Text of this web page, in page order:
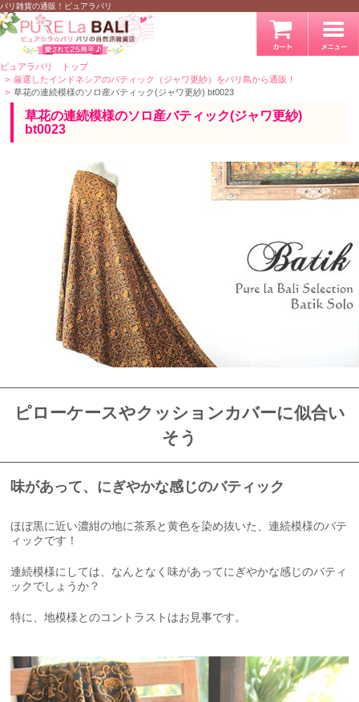
バリ雑貨の通販！ピュアラバリ
ピュアラバリ トップ
厳選したインドネシアのバティック（ジャワ更紗）をバリ島から通販！
草花の連続模様のソロ産バティック(ジャワ更紗) bt0023
草花の連続模様のソロ産バティック(ジャワ更紗)
bt0023
ピローケースやクッションカバーに似合い
そう
味があって、にぎやかな感じのバティック
ほぼ黒に近い濃紺の地に茶系と黄色を染め抜いた、連続模様のバテ
ィックです！
連続模様にしては、なんとなく味があってにぎやかな感じのバティ
ックでしょうか？
特に、地模様とのコントラストはお見事です。